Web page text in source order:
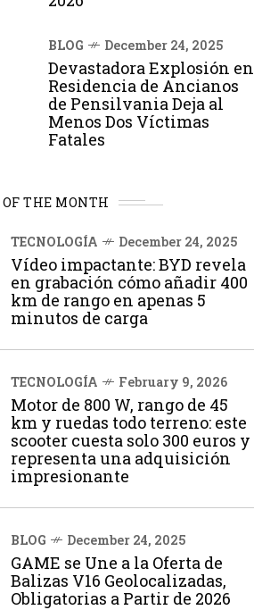
BLOG December 24, 2025
Devastadora Explosión en
Residencia de Ancianos
de Pensilvania Deja al
Menos Dos Víctimas
Fatales
THE MONTH
TECNOLOGÍA December 24, 2025
Vídeo impactante: BYD revela
en grabación cómo añadir 400
km de rango en apenas 5
minutos de carga
TECNOLOGÍA February 9, 2026
Motor de 800 W, rango de 45
km y ruedas todo terreno: este
scooter cuesta solo 300 euros y
representa una adquisición
impresionante
BLOG December 24, 2025
GAME se Une a la Oferta de
Balizas V16 Geolocalizadas,
Obligatorias a Partir de 2026